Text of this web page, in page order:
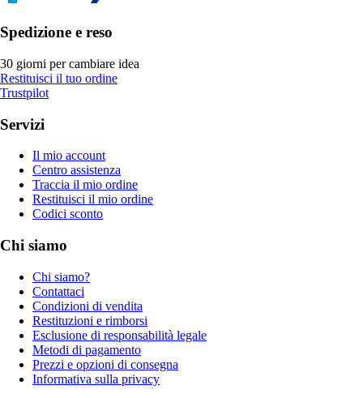
Spedizione e reso
30 giorni per cambiare idea
Restituisci il tuo ordine
Trustpilot
Servizi
Il mio account
Centro assistenza
Traccia il mio ordine
Restituisci il mio ordine
Codici sconto
Chi siamo
Chi siamo?
Contattaci
Condizioni di vendita
Restituzioni e rimborsi
Esclusione di responsabilità legale
Metodi di pagamento
Prezzi e opzioni di consegna
Informativa sulla privacy